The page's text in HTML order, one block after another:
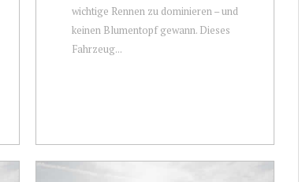
wichtige Rennen zu dominieren – und
keinen Blumentopf gewann. Dieses
Fahrzeug...